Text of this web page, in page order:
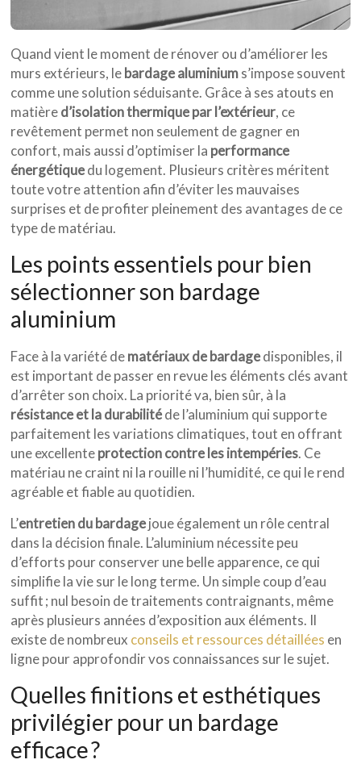
Quand vient le moment de rénover ou d’améliorer les
murs extérieurs, lebardage aluminiums’impose souvent
comme une solution séduisante. Grâce à ses atouts en
matièred’isolation thermique par l’extérieur, ce
revêtement permet non seulement de gagner en
confort, mais aussi d’optimiser la performance
énergétiquedu logement. Plusieurs critères méritent
toute votre attention afin d’éviter les mauvaises
surprises et de profiter pleinement des avantages de ce
type de matériau.
Les points essentiels pour bien
sélectionner son bardage
aluminium
Face à la variété dematériaux de bardagedisponibles, il
est important de passer en revue les éléments clés avant
d’arrêter son choix. La priorité va, bien sûr, à la
résistance et la durabilitéde l’aluminium qui supporte
parfaitement les variations climatiques, tout en offrant
une excellenteprotection contre les intempéries. Ce
matériau ne craint ni la rouille ni l’humidité, ce qui le rend
agréable et fiable au quotidien.
L’entretien du bardagejoue également un rôle central
dans la décision finale. L’aluminium nécessite peu
d’efforts pour conserver une belle apparence, ce qui
simplifie la vie sur le long terme. Un simple coup d’eau
suffit ; nul besoin de traitements contraignants, même
après plusieurs années d’exposition aux éléments. Il
existe de nombreux conseils et ressources détaillées en
ligne pour approfondir vos connaissances sur le sujet.
Quelles finitions et esthétiques
privilégier pour un bardage
efficace ?